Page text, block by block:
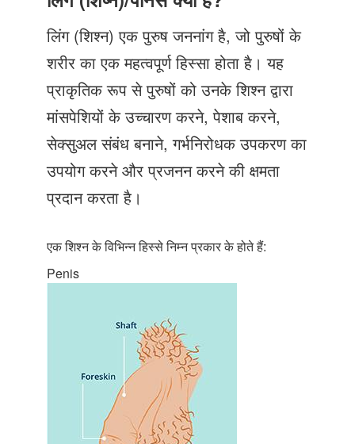
Just Poocho
संपर्क करें
लिंग (शिश्न) एक पुरुष जननांग है, जो पुरुषों के
शरीर का एक महत्वपूर्ण हिस्सा होता है। यह
प्राकृतिक रूप से पुरुषों को उनके शिश्न द्वारा
मांसपेशियों के उच्चारण करने, पेशाब करने,
सेक्सुअल संबंध बनाने, गर्भनिरोधक उपकरण का
उपयोग करने और प्रजनन करने की क्षमता
प्रदान करता है।
एक शिश्न के विभिन्न हिस्से निम्न प्रकार के होते हैं:
Penis